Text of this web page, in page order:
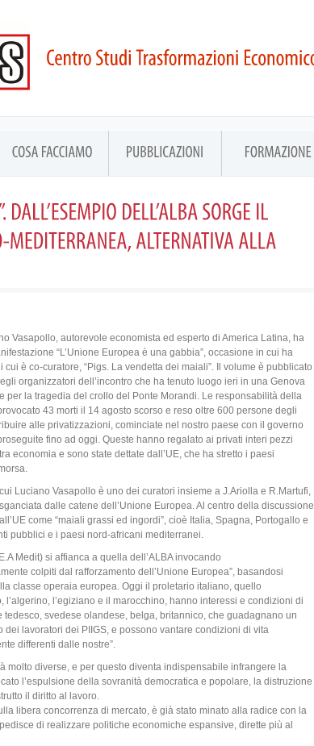
Vasapollo, autorevole economista ed esperto di America Latina, ha
“L’Unione Europea è una gabbia”, occasione in cui ha
cui è co-curatore, “Pigs. La vendetta dei maiali”. Il volume è pubblicato
organizzatori dell’incontro che ha tenuto luogo ieri in una Genova
per la tragedia del crollo del Ponte Morandi. Le responsabilità della
43 morti il 14 agosto scorso e reso oltre 600 persone degli
alle privatizzazioni, cominciate nel nostro paese con il governo
fino ad oggi. Queste hanno regalato ai privati interi pezzi
economia e sono state dettate dall’UE, che ha stretto i paesi
Luciano Vasapollo è uno dei curatori insieme a J.Ariolla e R.Martufi,
dalle catene dell’Unione Europea. Al centro della discussione
come “maiali grassi ed ingordi”, cioè Italia, Spagna, Portogallo e
pubblici e i paesi nord-africani mediterranei.
Medit) si affianca a quella dell’ALBA invocando
colpiti dal rafforzamento dell’Unione Europea”, basandosi
classe operaia europea. Oggi il proletario italiano, quello
l’egiziano e il marocchino, hanno interessi e condizioni di
svedese olandese, belga, britannico, che guadagnano un
lavoratori dei PIIGS, e possono vantare condizioni di vita
differenti dalle nostre”.
molto diverse, e per questo diventa indispensabile infrangere la
l’espulsione della sovranità democratica e popolare, la distruzione
il diritto al lavoro.
libera concorrenza di mercato, è già stato minato alla radice con la
di realizzare politiche economiche espansive, dirette più al